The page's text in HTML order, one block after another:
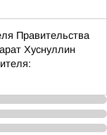
Правительства
Хуснуллин